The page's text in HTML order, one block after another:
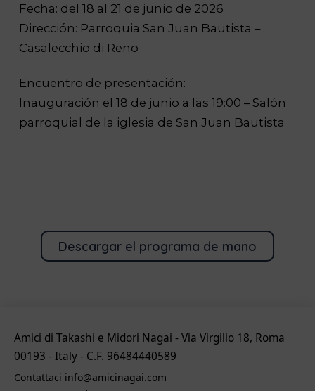
Fecha: del 18 al 21 de junio de 2026
Dirección: Parroquia San Juan Bautista –
Casalecchio di Reno
Encuentro de presentación:
Inauguración el 18 de junio a las 19:00 – Salón
parroquial de la iglesia de San Juan Bautista
Descargar el programa de mano
Amici di Takashi e Midori Nagai - Via Virgilio 18, Roma
00193 - Italy - C.F. 96484440589
Contattaci info@amicinagai.com